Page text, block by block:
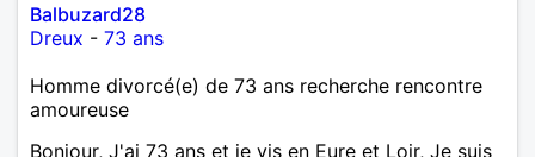
Balbuzard28
Dreux - 73 ans
Homme divorcé(e) de 73 ans recherche rencontre
amoureuse
Bonjour, J'ai 73 ans et je vis en Eure et Loir, Je suis